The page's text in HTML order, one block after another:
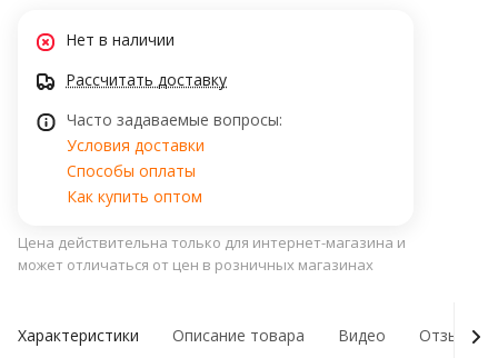
Нет в наличии
Рассчитать доставку
Часто задаваемые вопросы:
Условия доставки
Способы оплаты
Как купить оптом
Цена действительна только для интернет-магазина и
может отличаться от цен в розничных магазинах
Характеристики Описание товара Видео Отзывы о